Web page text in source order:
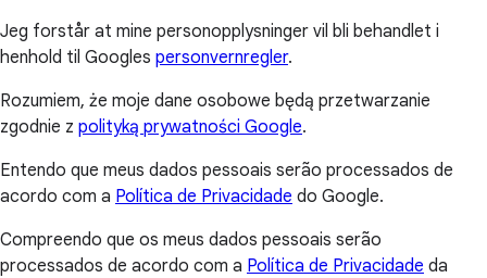
Jeg forstår at mine personopplysninger vil bli behandlet i
henhold til Googles personvernregler.
Rozumiem, że moje dane osobowe będą przetwarzanie
zgodnie z polityką prywatności Google.
Entendo que meus dados pessoais serão processados de
acordo com a Política de Privacidade do Google.
Compreendo que os meus dados pessoais serão
processados de acordo com a Política de Privacidade da